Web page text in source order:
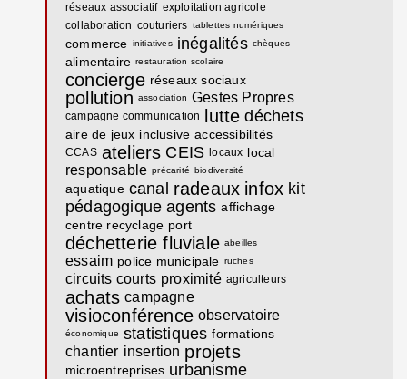
réseaux associatif exploitation agricole
collaboration couturiers tablettes numériques
commerce initiatives inégalités chèques
alimentaire restauration scolaire
concierge réseaux sociaux
pollution association Gestes Propres
campagne communication lutte déchets
aire de jeux inclusive accessibilités
CCAS ateliers CEIS locaux local
responsable précarité biodiversité
aquatique canal radeaux infox kit
pédagogique agents affichage
centre recyclage port
déchetterie fluviale abeilles
essaim police municipale ruches
circuits courts proximité agriculteurs
achats campagne
visioconférence observatoire
économique statistiques formations
chantier insertion projets
microentreprises urbanisme